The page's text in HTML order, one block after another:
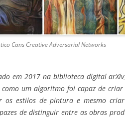
Cans Creative Adversarial Networks
em 2017 na biblioteca digital
como um algoritmo foi capazde criar
os estilos de pintura e mesmo
de distinguir entre as obras